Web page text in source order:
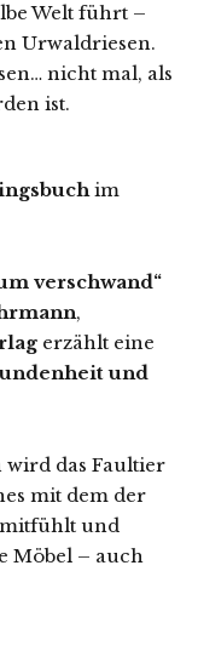
Welt führt –
Urwaldriesen.
nicht mal, als
ist.
im
verschwand“
,
erzählt eine
und
das Faultier
mit dem der
und
Möbel – auch